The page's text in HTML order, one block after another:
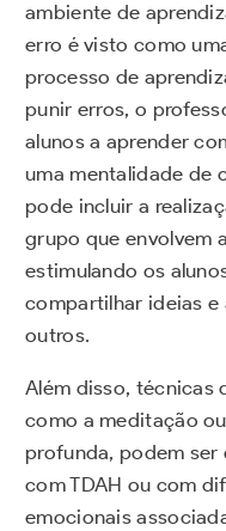
ambiente de
erro é visto como
processo de
punir erros, o
alunos a aprender
uma mentalidade de
pode incluir a
grupo que envolvem
estimulando os
compartilhar ideias e
outros.
Além disso, técnicas
como a meditação
profunda, podem ser
com TDAH ou com
emocionais